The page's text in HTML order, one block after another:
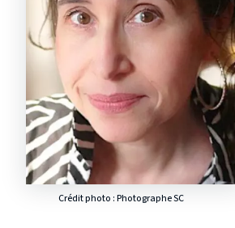
Crédit photo : Photographe SC